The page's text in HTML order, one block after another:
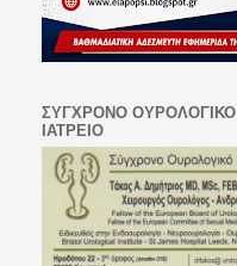
ΣΥΓΧΡΟΝΟ ΟΥΡΟΛΟΓΙΚΟ
ΙΑΤΡΕΙΟ